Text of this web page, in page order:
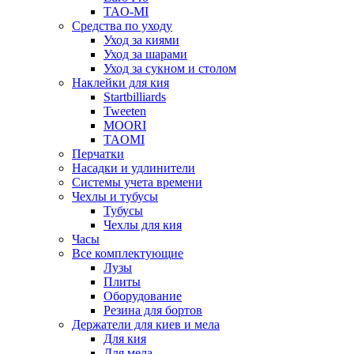
TAO-MI
Средства по уходу
Уход за киями
Уход за шарами
Уход за сукном и столом
Наклейки для кия
Startbilliards
Tweeten
MOORI
TAOMI
Перчатки
Насадки и удлинители
Системы учета времени
Чехлы и тубусы
Тубусы
Чехлы для кия
Часы
Все комплектующие
Лузы
Плиты
Оборудование
Резина для бортов
Держатели для киев и мела
Для кия